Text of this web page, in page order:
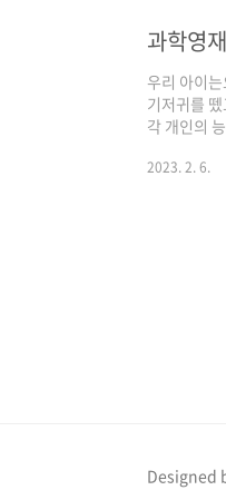
발전과 번
은 영재..
과학영
우리 아이
기저귀를
각 개인의
떻게 인식
으로 인식
2023. 2. 6.
Designed